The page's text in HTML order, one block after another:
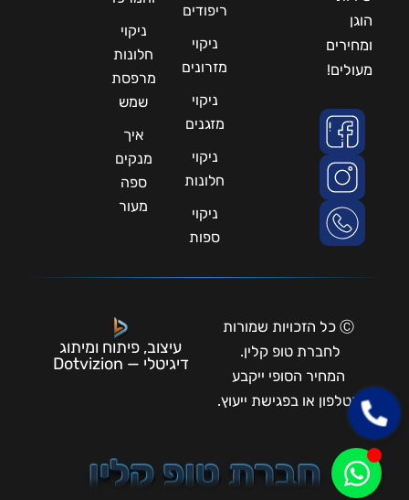
הוגן
ומחירים
מעולים!
ריפודים
ניקוי
מזרונים
ניקוי
מזגנים
ניקוי
חלונות
ניקוי
ספות
ניקוי
חלונות
מרפסת
שמש
איך
מנקים
ספה
מעור
Ⓒ כל הזכויות שמורות
לחברת טופ קלין.
המחיר הסופי ייקבע
בטלפון או בפגישת ייעוץ.
עיצוב, פיתוח ומיתוג
דיגיטלי — Dotvizion
חברת טופ קלין